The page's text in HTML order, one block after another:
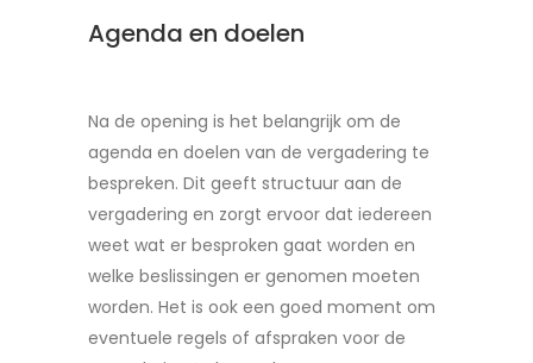
Agenda en doelen
Na de opening is het belangrijk om de
agenda en doelen van de vergadering te
bespreken. Dit geeft structuur aan de
vergadering en zorgt ervoor dat iedereen
weet wat er besproken gaat worden en
welke beslissingen er genomen moeten
worden. Het is ook een goed moment om
eventuele regels of afspraken voor de